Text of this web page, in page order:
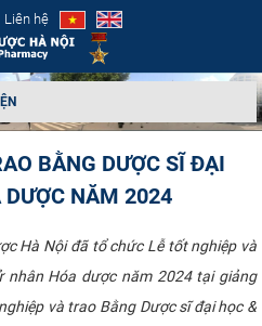
Liên hệ
BẰNG DƯỢC SĨ ĐẠI
DƯỢC NĂM 2024
Hà Nội đã tổ chức Lễ tốt nghiệp và
nhân Hóa dược năm 2024 tại giảng
và trao Bằng Dược sĩ đại học &